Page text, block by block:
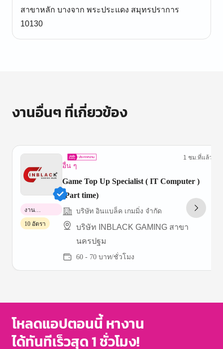
สาขาหลัก บางจาก พระประแดง สมุทรปราการ
10130
งานอื่นๆ ที่เกี่ยวข้อง
อื่น ๆ
1 ชม.ที่แล้ว
Game Top Up Specialist ( IT Computer )
(Part time)
บริษัท อินแบล็ค เกมมิ่ง จำกัด
บริษัท INBLACK GAMING สาขา
นครปฐม
60 - 70 บาท/ชั่วโมง
งาน
พาร์ทไทม์
10 อัตรา
of
โหลดแอปตอนนี้ หางาน
ได้ทันทีเร็วสุด 1 ชั่วโมง!